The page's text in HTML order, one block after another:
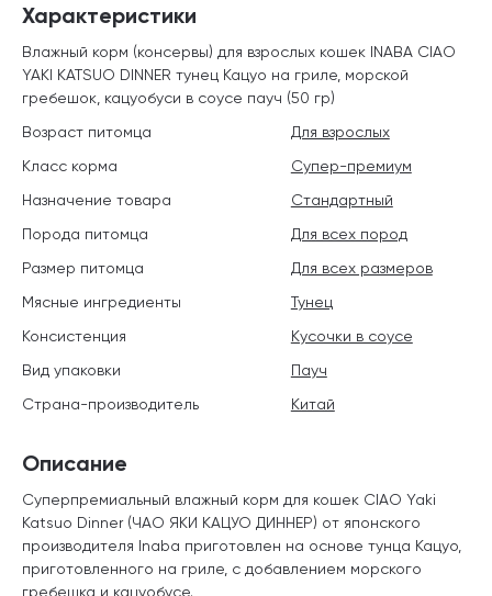
Описание
Суперпремиальный влажный корм для кошек CIAO Yaki
Katsuo Dinner (ЧАО ЯКИ КАЦУО ДИННЕР) от японского
производителя Inaba приготовлен на основе тунца Кацуо,
приготовленного на гриле, с добавлением морского
гребешка и кацуобусе.
Характеристики
Влажный корм (консервы) для взрослых кошек INABA CIAO
YAKI KATSUO DINNER тунец Кацуо на гриле, морской
гребешок, кацуобуси в соусе пауч (50 гр)
Возраст питомца
Для взрослых
Класс корма
Супер-премиум
Назначение товара
Стандартный
Порода питомца
Для всех пород
Размер питомца
Для всех размеров
Мясные ингредиенты
Тунец
Консистенция
Кусочки в соусе
Вид упаковки
Пауч
Страна-производитель
Китай